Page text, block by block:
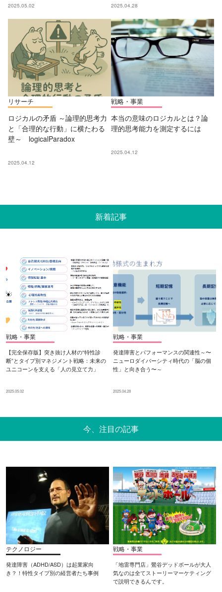
2025.05.02 2025.04.28
リサーチ
ロジカルの矛盾 ～論理的思考力
と「合理的な行動」に横たわる
壁～ logicalParadox
2025.04.12
戦略・事業
本当の意味のロジカルとは？論
理的思考能力を測定するには
2025.04.12
新着記事
戦略・事業
【完全保存版】突き抜け人材の“特性診
断”とタイプ別マネジメント戦略：未来の
ユニコーンを支える「人の見立て力」
2025.05.02
戦略・事業
発達障害とパフォーマンスの関連性～〜
ニューロダイバーシティ時代の「脳の個
性」と向き合う〜～
2025.04.28
今、注目の記事
テクノロジー
発達障害（ADHD/ASD）は起業家向
き？！特性タイプ別の経営者たち事例
戦略・事業
「地雷専門店」鶯谷デッドボールが大人
気なのは全てストーリーマーケティング
で説明できるんです。